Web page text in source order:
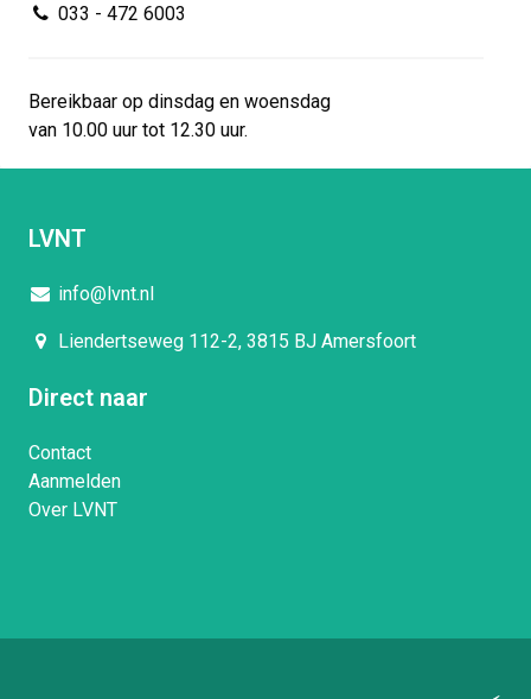
033 - 472 6003
Bereikbaar op dinsdag en woensdag
van 10.00 uur tot 12.30 uur.
LVNT
info@lvnt.nl
Liendertseweg 112-2, 3815 BJ Amersfoort
Direct naar
Contact
Aanmelden
Over LVNT